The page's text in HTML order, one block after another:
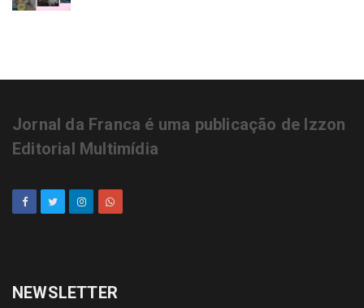
Jornal da Franca é uma publicação de Izzon
Editorial Multimídia
NEWSLETTER